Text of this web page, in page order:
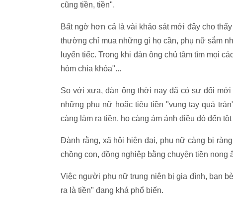
cũng tiền, tiền".
Bất ngờ hơn cả là vài khảo sát mới đây cho
thường chỉ mua những gì họ cần, phụ nữ sắm
luyến tiếc. Trong khi đàn ông chủ tâm tìm mọi
hòm chìa khóa"...
So với xưa, đàn ông thời nay đã có sự đổi
những phụ nữ hoặc tiêu tiền "vung tay quá
càng làm ra tiền, họ càng ám ảnh điều đó đến tột
Đành rằng, xã hội hiện đại, phụ nữ càng bị
chồng con, đồng nghiệp bằng chuyện tiền nong
Việc người phụ nữ trung niên bị gia đình, bạn
ra là tiền" đang khá phổ biến.